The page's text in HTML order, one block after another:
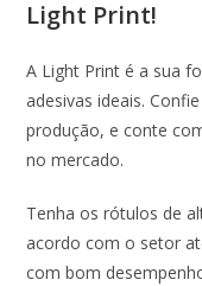
Light Print!
A Light Print é a sua
adesivas ideais.
produção, e conte
no mercado.
Tenha os rótulos de
acordo com o setor
com bom